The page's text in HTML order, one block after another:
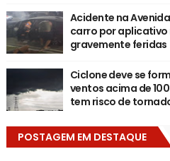
Acidente na
carro por
gravemente feridas
Ciclone deve se
ventos acima de
tem risco de
POSTAGEM EM DESTAQUE